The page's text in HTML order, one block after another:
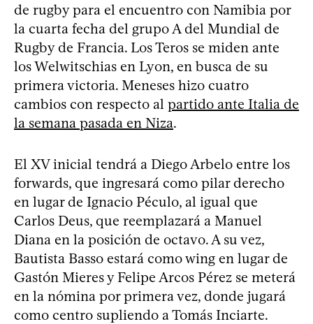
de rugby para el encuentro con Namibia por
la cuarta fecha del grupo A del Mundial de
Rugby de Francia. Los Teros se miden ante
los Welwitschias en Lyon, en busca de su
primera victoria. Meneses hizo cuatro
cambios con respecto al partido ante Italia de
la semana pasada en Niza.
El XV inicial tendrá a Diego Arbelo entre los
forwards, que ingresará como pilar derecho
en lugar de Ignacio Péculo, al igual que
Carlos Deus, que reemplazará a Manuel
Diana en la posición de octavo. A su vez,
Bautista Basso estará como wing en lugar de
Gastón Mieres y Felipe Arcos Pérez se meterá
en la nómina por primera vez, donde jugará
como centro supliendo a Tomás Inciarte.